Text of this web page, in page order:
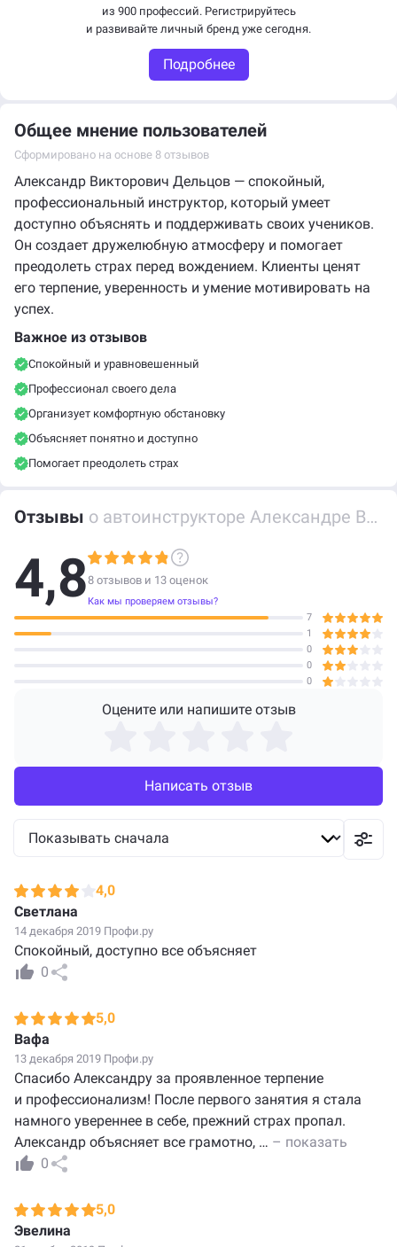
из 900 профессий. Регистрируйтесь
и развивайте личный бренд уже сегодня.
Подробнее
Общее мнение пользователей
Сформировано на основе 8 отзывов
Александр Викторович Дельцов — спокойный,
профессиональный инструктор, который умеет
доступно объяснять и поддерживать своих учеников.
Он создает дружелюбную атмосферу и помогает
преодолеть страх перед вождением. Клиенты ценят
его терпение, уверенность и умение мотивировать на
успех.
Важное из отзывов
Спокойный и уравновешенный
Профессионал своего дела
Организует комфортную обстановку
Объясняет понятно и доступно
Помогает преодолеть страх
Отзывы о автоинструкторе Александре Викторовиче Дельцове
4,88 отзывов и 13 оценок
Как мы проверяем отзывы?
Оцените или напишите отзыв
Написать отзыв
7
1
0
0
0
4,0
Светлана
14 декабря 2019 Профи.ру
Спокойный, доступно все объясняет
0
5,0
Вафа
13 декабря 2019 Профи.ру
Спасибо Александру за проявленное терпение
и профессионализм! После первого занятия я стала
намного увереннее в себе, прежний страх пропал.
Александр объясняет все грамотно, … – показать
0
5,0
Эвелина